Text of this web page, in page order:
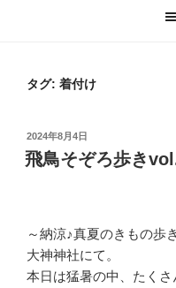
タグ: 着付け
投
稿
日:
2024年8月4日
飛鳥そぞろ歩き
～納涼♪真夏のきもの歩
大神神社にて。
本日は猛暑の中、たく